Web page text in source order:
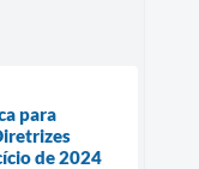
para
de 2024